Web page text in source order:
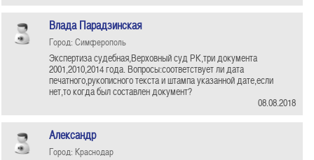
Влада Парадзинская
Город: Симферополь
Экспертиза судебная,Верховный суд РК,три документа
2001,2010,2014 года. Вопросы:соответствует ли дата
печатного,рукописного текста и штампа указанной дате,если
нет,то когда был составлен документ?
08.08.2018
Александр
Город: Краснодар